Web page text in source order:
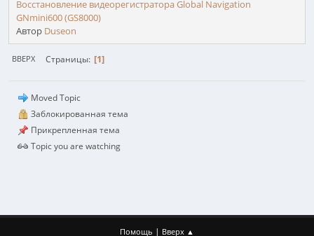
Восстановление видеорегистратора Global Navigation
GNmini600 (GS8000)
Автор Duseon
ВВЕРХ Страницы 1
Moved Topic
Заблокированная тема
Прикрепленная тема
Topic you are watching
Помощь | Вверх ▲